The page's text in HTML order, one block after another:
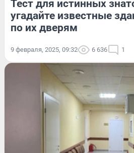
Тест для истинных
угадайте известные
по их дверям
9 февраля, 2025, 09:32 6 636 1